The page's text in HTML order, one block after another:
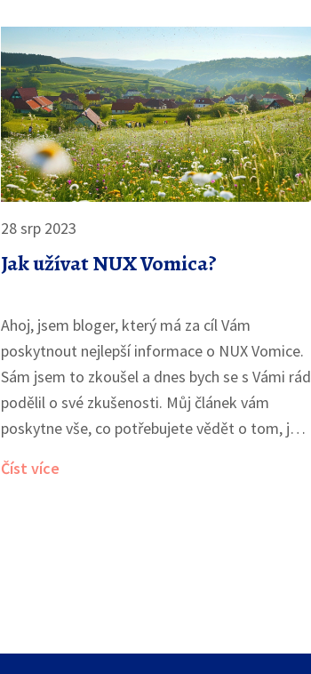
28 srp 2023
Jak užívat NUX Vomica?
Ahoj, jsem bloger, který má za cíl Vám
poskytnout nejlepší informace o NUX Vomice.
Sám jsem to zkoušel a dnes bych se s Vámi rád
podělil o své zkušenosti. Můj článek vám
poskytne vše, co potřebujete vědět o tom, jak
pomůže vám předejít nežádoucím účinkům.
Číst více